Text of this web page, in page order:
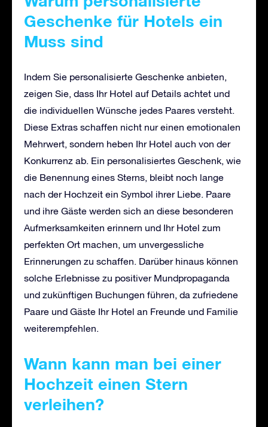
Geschenke für Hotels ein
Muss sind
Indem Sie personalisierte Geschenke anbieten,
zeigen Sie, dass Ihr Hotel auf Details achtet und
die individuellen Wünsche jedes Paares versteht.
Diese Extras schaffen nicht nur einen emotionalen
Mehrwert, sondern heben Ihr Hotel auch von der
Konkurrenz ab. Ein personalisiertes Geschenk, wie
die Benennung eines Sterns, bleibt noch lange
nach der Hochzeit ein Symbol ihrer Liebe. Paare
und ihre Gäste werden sich an diese besonderen
Aufmerksamkeiten erinnern und Ihr Hotel zum
perfekten Ort machen, um unvergessliche
Erinnerungen zu schaffen. Darüber hinaus können
solche Erlebnisse zu positiver Mundpropaganda
und zukünftigen Buchungen führen, da zufriedene
Paare und Gäste Ihr Hotel an Freunde und Familie
weiterempfehlen.
Wann kann man bei einer
Hochzeit einen Stern
verleihen?